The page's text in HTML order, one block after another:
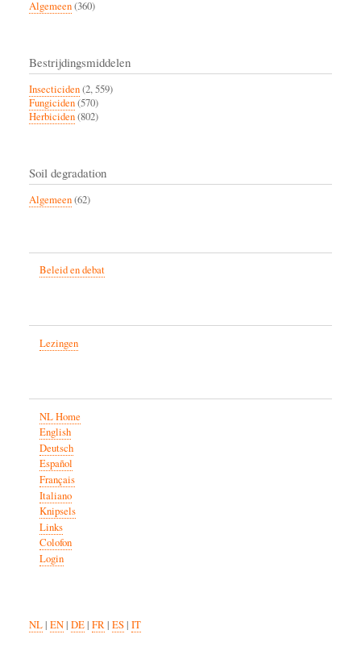
Algemeen(360)
Bestrijdingsmiddelen
Insecticiden(2, 559)
Fungiciden(570)
Herbiciden(802)
Soil degradation
Algemeen(62)
Beleid en debat
Lezingen
NL Home
English
Deutsch
Español
Français
Italiano
Knipsels
Links
Colofon
Login
NL| EN| DE| FR| ES| IT